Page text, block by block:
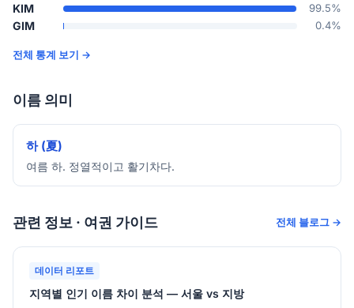
KIM 99.5%
GIM 0.4%
전체 통계 보기 →
이름 의미
하 (夏)
여름 하. 정열적이고 활기차다.
관련 정보 · 여권 가이드 전체 블로그 →
데이터 리포트
지역별 인기 이름 차이 분석 — 서울 vs 지방